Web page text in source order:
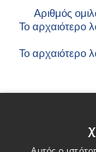
Αριθμός
Το αρχαιότερο
Το αρχαιότερο